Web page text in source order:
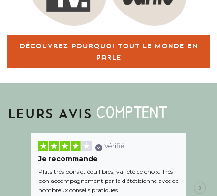
Découvrez pourquoi tout le monde en
parle
LEURS AVIS COMPTENT
Vérifié
Je recommande
Plats très bons et équilibrés, variété de choix. Très
bon accompagnement par la diététicienne avec de
nombreux conseils pratiques.
de l
aidé